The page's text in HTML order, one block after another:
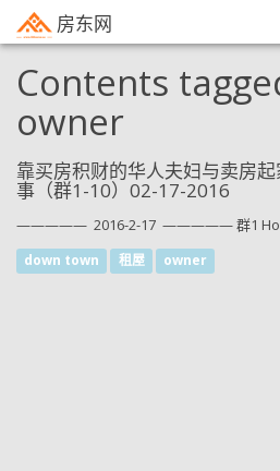
房东网
Contents
owner
靠买房积财的华人夫妇与卖房
事（群1-10）02-17-2016
————— 2016-2-17 ————— 群1
down town 租屋 owner